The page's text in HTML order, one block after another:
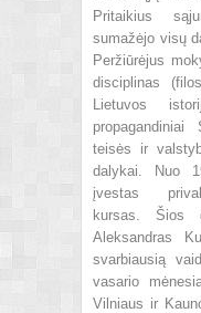
Pritaikius
sumažėjo visų
Peržiūrėjus
disciplinas
Lietuvos
teisės ir
dalykai. Nuo
įvestas
kursas. Šios
Aleksandras
svarbiausią
vasario
Vilniaus ir